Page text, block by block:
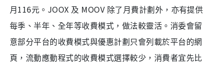
月116元。 JOOX 及 MOOV 除了月費計劃外，亦有提供
每季、半年、全年等收費模式，做法較靈活。消委會留
意部分平台的收費模式與優惠計劃只會列載於平台的網
頁，流動應動程式的收費模式選擇較少，消費者宜先比